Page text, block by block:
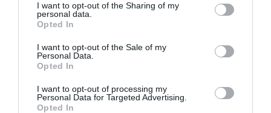
I want to opt-out of the Sharing of my
personal data.
Opted In
I want to opt-out of the Sale of my
Personal Data.
Opted In
I want to opt-out of processing my
Personal Data for Targeted Advertising.
Opted In